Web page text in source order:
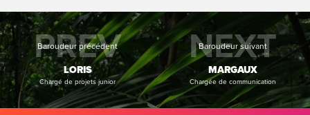
PREV
Baroudeur précédent
LORIS
Chargé de projets junior
NEXT
Baroudeur suivant
MARGAUX
Chargée de communication